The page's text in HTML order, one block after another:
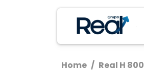
Home / Real H 800